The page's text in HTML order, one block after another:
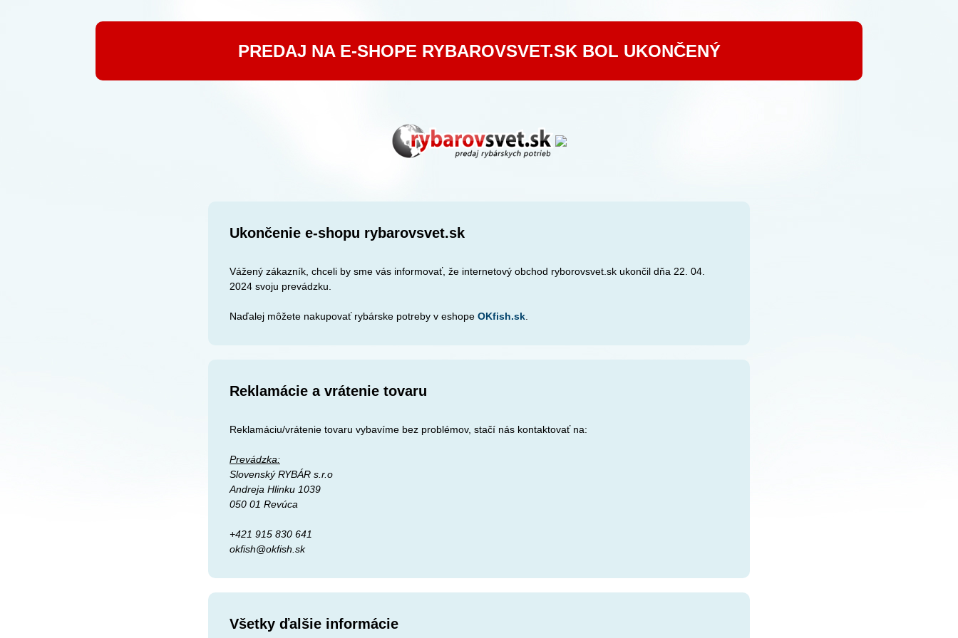
PREDAJ NA E-SHOPE RYBAROVSVET.SK BOL UKONČENÝ
Ukončenie e-shopu rybarovsvet.sk
Vážený zákazník, chceli by sme vás informovať, že internetový obchod ryborovsvet.sk ukončil dňa 22. 04.
2024 svoju prevádzku.
Naďalej môžete nakupovať rybárske potreby v eshope OKfish.sk
Reklamácie a vrátenie tovaru
Reklamáciu/vrátenie tovaru vybavíme bez problémov, stačí nás kontaktovať na:
Prevádzka:
Slovenský RYBÁR s.r.o
Andreja Hlinku 1039
050 01 Revúca
+421 915 830 641
okfish@okfish.sk
Všetky ďalšie informácie